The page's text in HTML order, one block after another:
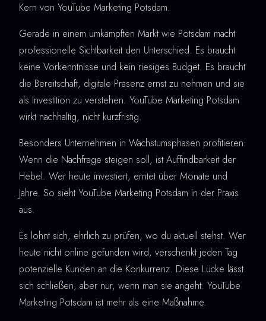
Kern von YouTube Marketing Potsdam.
Gerade in einem umkämpften Markt wie Potsdam macht
professionelle Sichtbarkeit den Unterschied. Es braucht
keine Vorkenntnisse und kein riesiges Budget. Es braucht
die Bereitschaft, digitale Präsenz ernst zu nehmen und sie
als Investition zu verstehen. YouTube Marketing Potsdam
wirkt nachhaltig, nicht kurzfristig.
Besonders Unternehmen in Wachstumsphasen profitieren:
Wenn die Nachfrage steigen soll, ist Auffindbarkeit der
Hebel. Wer heute investiert, erntet über Monate und
Jahre. So sieht YouTube Marketing Potsdam in der Praxis
aus.
Es lohnt sich, ehrlich zu prüfen, wo du aktuell stehst. Wer
heute nicht online gefunden wird, verschenkt jeden Tag
potenzielle Kunden an die Konkurrenz. Diese Lücke lässt
sich schließen, aber nur, wenn man sie angeht. YouTube
Marketing Potsdam ist mehr als eine Maßnahme.